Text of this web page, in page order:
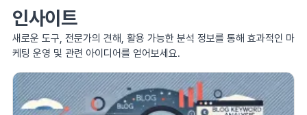
인사이트
새로운 도구, 전문가의 견해, 활용 가능한 분석 정보를 통해 효과적인 마
케팅 운영 및 관련 아이디어를 얻어보세요.